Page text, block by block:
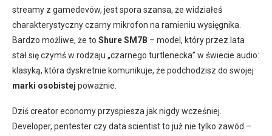
streamy z gamedevów, jest spora szansa, że widziałeś
charakterystyczny czarny mikrofon na ramieniu wysięgnika.
Bardzo możliwe, że to Shure SM7B – model, który przez lata
stał się czymś w rodzaju „czarnego turtlenecka” w świecie audio:
klasyką, która dyskretnie komunikuje, że podchodzisz do swojej
marki osobistej poważnie.
Dziś creator economy przyspiesza jak nigdy wcześniej.
Developer, pentester czy data scientist to już nie tylko zawód –